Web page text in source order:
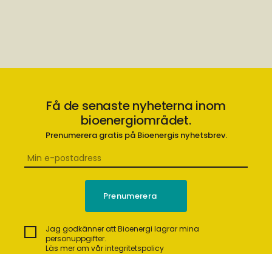
Få de senaste nyheterna inom
bioenergiområdet.
Prenumerera gratis på Bioenergis nyhetsbrev.
Jag godkänner att Bioenergi lagrar mina
personuppgifter.
Läs mer om vår integritetspolicy